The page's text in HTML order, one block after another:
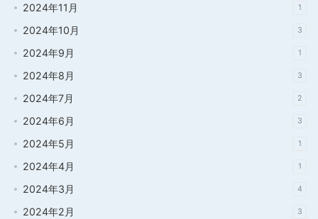
2024年11月 1
2024年10月 3
2024年9月 1
2024年8月 3
2024年7月 2
2024年6月 3
2024年5月 1
2024年4月 1
2024年3月 4
2024年2月 3